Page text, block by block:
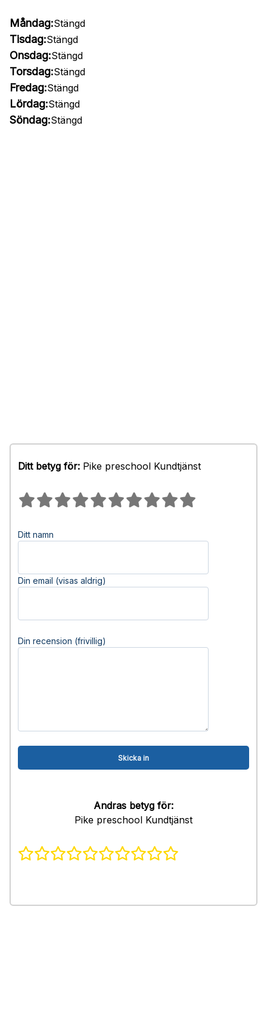
Måndag:Stängd
Tisdag:Stängd
Onsdag:Stängd
Torsdag:Stängd
Fredag:Stängd
Lördag:Stängd
Söndag:Stängd
Ditt betyg för: Pike preschool Kundtjänst
Ditt namn
Din email (visas aldrig)
Din recension (frivillig)
Andras betyg för:
Pike preschool Kundtjänst